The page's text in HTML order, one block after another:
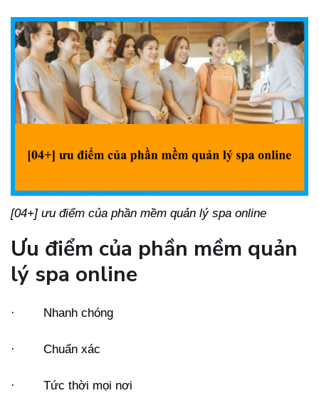
[04+] ưu điểm của phần mềm quản lý spa online
Ưu điểm của phần mềm quản
lý spa online
· Nhanh chóng
· Chuẩn xác
· Tức thời mọi nơi